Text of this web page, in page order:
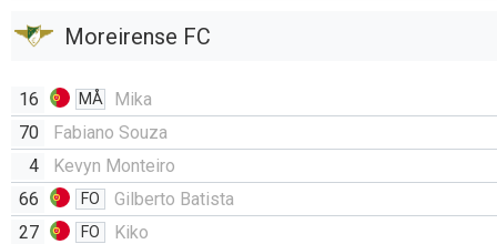
Moreirense FC
16 MÅ
Mika
70
Fabiano Souza
4
Kevyn Monteiro
66
FO
Gilberto Batista
27
FO
Kiko